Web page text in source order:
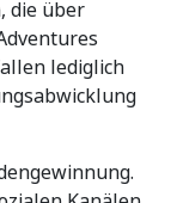
die über
lediglich